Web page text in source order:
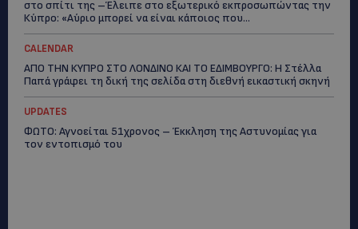
στο σπίτι της –Έλειπε στο εξωτερικό εκπροσωπώντας την
Κύπρο: «Αύριο μπορεί να είναι κάποιος που...
CALENDAR
ΑΠΟ ΤΗΝ ΚΥΠΡΟ ΣΤΟ ΛΟΝΔΙΝΟ ΚΑΙ ΤΟ ΕΔΙΜΒΟΥΡΓΟ: Η Στέλλα
Παπά γράφει τη δική της σελίδα στη διεθνή εικαστική σκηνή
UPDATES
ΦΩΤΟ: Αγνοείται 51χρονος – Έκκληση της Αστυνομίας για
τον εντοπισμό του